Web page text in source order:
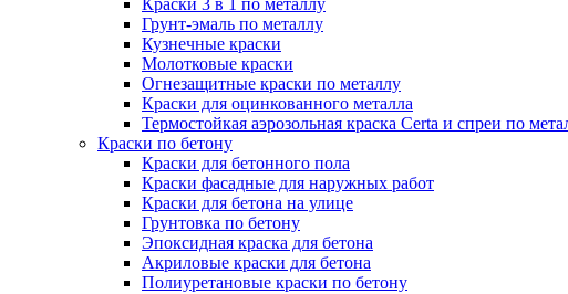
Краски 3 в 1 по металлу
Грунт-эмаль по металлу
Кузнечные краски
Молотковые краски
Огнезащитные краски по металлу
Краски для оцинкованного металла
Термостойкая аэрозольная краска Certa и спреи по
Краски по бетону
Краски для бетонного пола
Краски фасадные для наружных работ
Краски для бетона на улице
Грунтовка по бетону
Эпоксидная краска для бетона
Акриловые краски для бетона
Полиуретановые краски по бетону